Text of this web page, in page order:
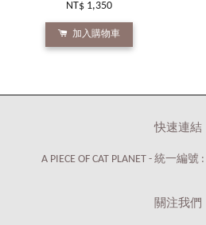
NT$ 1,350
加入購物車
快速連結
A PIECE OF CAT PLANET - 統一編
關注我們